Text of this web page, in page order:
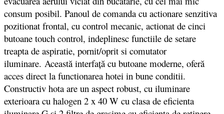
consum posibil. Panoul de comanda cu actionare senzitiva
pozitionat frontal, cu control mecanic, actionat de cinci
butoane touch control, indeplinesc functiile de setare
treapta de aspiratie, pornit/oprit si comutator
iluminare. Această interfaţă cu butoane moderne, oferă
acces direct la functionarea hotei in bune conditii.
Constructiv hota are un aspect robust, cu iluminare
exterioara cu halogen 2 x 40 W cu clasa de eficienta